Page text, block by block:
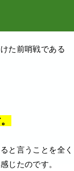
た前哨戦である
と言うことを全
じたのです。